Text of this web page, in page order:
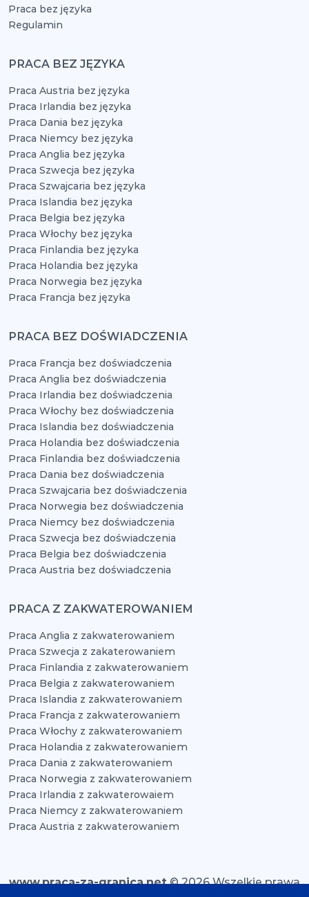
Praca bez języka
Regulamin
PRACA BEZ JĘZYKA
Praca Austria bez języka
Praca Irlandia bez języka
Praca Dania bez języka
Praca Niemcy bez języka
Praca Anglia bez języka
Praca Szwecja bez języka
Praca Szwajcaria bez języka
Praca Islandia bez języka
Praca Belgia bez języka
Praca Włochy bez języka
Praca Finlandia bez języka
Praca Holandia bez języka
Praca Norwegia bez języka
Praca Francja bez języka
PRACA BEZ DOŚWIADCZENIA
Praca Francja bez doświadczenia
Praca Anglia bez doświadczenia
Praca Irlandia bez doświadczenia
Praca Włochy bez doświadczenia
Praca Islandia bez doświadczenia
Praca Holandia bez doświadczenia
Praca Finlandia bez doświadczenia
Praca Dania bez doświadczenia
Praca Szwajcaria bez doświadczenia
Praca Norwegia bez doświadczenia
Praca Niemcy bez doświadczenia
Praca Szwecja bez doświadczenia
Praca Belgia bez doświadczenia
Praca Austria bez doświadczenia
PRACA Z ZAKWATEROWANIEM
Praca Anglia z zakwaterowaniem
Praca Szwecja z zakaterowaniem
Praca Finlandia z zakwaterowaniem
Praca Belgia z zakwaterowaniem
Praca Islandia z zakwaterowaniem
Praca Francja z zakwaterowaniem
Praca Włochy z zakwaterowaniem
Praca Holandia z zakwaterowaniem
Praca Dania z zakwaterowaniem
Praca Norwegia z zakwaterowaniem
Praca Irlandia z zakwaterowaiem
Praca Niemcy z zakwaterowaniem
Praca Austria z zakwaterowaniem
www.praca-za-granica.net© 2026 Wszelkie prawa